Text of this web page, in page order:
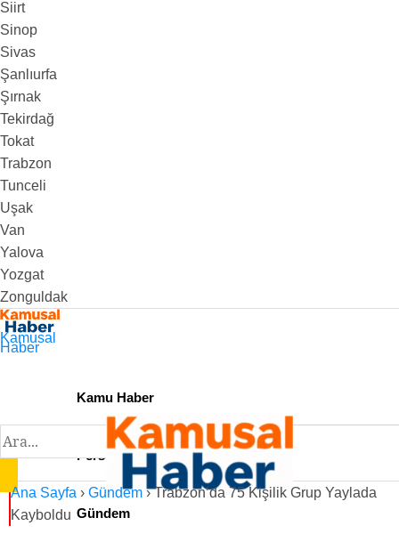
Siirt
Sinop
Sivas
Şanlıurfa
Şırnak
Tekirdağ
Tokat
Trabzon
Tunceli
Uşak
Van
Yalova
Yozgat
Zonguldak
Kamusal
Haber
Kamu Haber
Personel İlan
Gündem
Ana Sayfa › Gündem ›Trabzon’da 75 Kişilik Grup Yaylada
Kayboldu